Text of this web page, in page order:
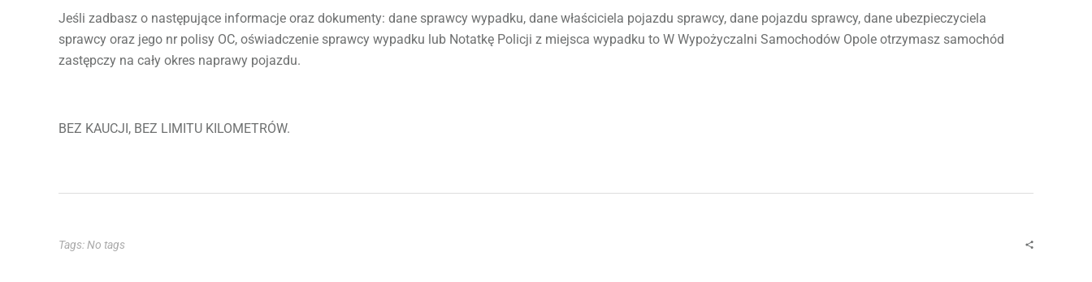
Jeśli zadbasz o następujące informacje oraz dokumenty: dane sprawcy wypadku, dane właściciela pojazdu sprawcy, dane pojazdu sprawcy, dane ubezpieczyciela
sprawcy oraz jego nr polisy OC, oświadczenie sprawcy wypadku lub Notatkę Policji z miejsca wypadku to W Wypożyczalni Samochodów Opole otrzymasz samochód
zastępczy na cały okres naprawy pojazdu.
BEZ KAUCJI, BEZ LIMITU KILOMETRÓW.
Tags: No tags